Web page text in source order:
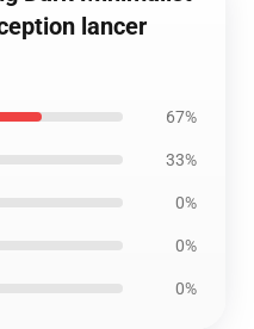
lancer
67%
33%
0%
0%
0%